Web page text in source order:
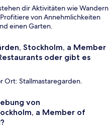
dir Aktivitäten wie Wandern
von Annehmlichkeiten
einen Garten.
Stockholm, a Member
oder gibt es
Ort: Stallmastaregarden.
von
a Member of